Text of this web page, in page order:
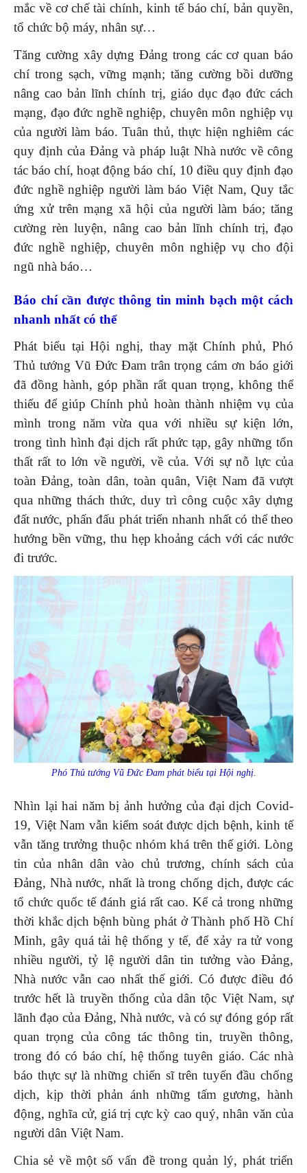
mắc về cơ chế tài chính, kinh tế báo chí, bản quyền,
tổ chức bộ máy, nhân sự…
Tăng cường xây dựng Đảng trong các cơ quan báo
chí trong sạch, vững mạnh; tăng cường bồi dưỡng
nâng cao bản lĩnh chính trị, giáo dục đạo đức cách
mạng, đạo đức nghề nghiệp, chuyên môn nghiệp vụ
của người làm báo. Tuân thủ, thực hiện nghiêm các
quy định của Đảng và pháp luật Nhà nước về công
tác báo chí, hoạt động báo chí, 10 điều quy định đạo
đức nghề nghiệp người làm báo Việt Nam, Quy tắc
ứng xử trên mạng xã hội của người làm báo; tăng
cường rèn luyện, nâng cao bản lĩnh chính trị, đạo
đức nghề nghiệp, chuyên môn nghiệp vụ cho đội
ngũ nhà báo…
Báo chí cần được thông tin minh bạch một cách
nhanh nhất có thể
Phát biểu tại Hội nghị, thay mặt Chính phủ, Phó
Thủ tướng Vũ Đức Đam trân trọng cám ơn báo giới
đã đồng hành, góp phần rất quan trọng, không thể
thiếu để giúp Chính phủ hoàn thành nhiệm vụ của
mình trong năm vừa qua với nhiều sự kiện lớn,
trong tình hình đại dịch rất phức tạp, gây những tổn
thất rất to lớn về người, về của. Với sự nỗ lực của
toàn Đảng, toàn dân, toàn quân, Việt Nam đã vượt
qua những thách thức, duy trì công cuộc xây dựng
đất nước, phấn đấu phát triển nhanh nhất có thể theo
hướng bền vững, thu hẹp khoảng cách với các nước
đi trước.
Phó Thủ tướng Vũ Đức Đam phát biểu tại Hội nghị.
Nhìn lại hai năm bị ảnh hưởng của đại dịch Covid-
19, Việt Nam vẫn kiểm soát được dịch bệnh, kinh tế
vẫn tăng trưởng thuộc nhóm khá trên thế giới. Lòng
tin của nhân dân vào chủ trương, chính sách của
Đảng, Nhà nước, nhất là trong chống dịch, được các
tổ chức quốc tế đánh giá rất cao. Kể cả trong những
thời khắc dịch bệnh bùng phát ở Thành phố Hồ Chí
Minh, gây quá tải hệ thống y tế, để xảy ra tử vong
nhiều người, tỷ lệ người dân tin tưởng vào Đảng,
Nhà nước vẫn cao nhất thế giới. Có được điều đó
trước hết là truyền thống của dân tộc Việt Nam, sự
lãnh đạo của Đảng, Nhà nước, và có sự đóng góp rất
quan trọng của công tác thông tin, truyền thông,
trong đó có báo chí, hệ thống tuyên giáo. Các nhà
báo thực sự là những chiến sĩ trên tuyến đầu chống
dịch, kịp thời phản ánh những tấm gương, hành
động, nghĩa cử, giá trị cực kỳ cao quý, nhân văn của
người dân Việt Nam.
Chia sẻ về một số vấn đề trong quản lý, phát triển